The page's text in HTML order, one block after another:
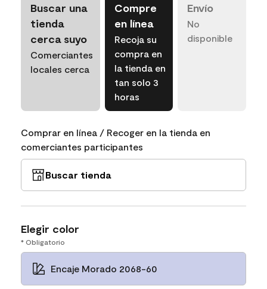
Buscar una
tienda
cerca suyo
Comerciantes
locales cerca
Compre
en línea
Recoja su
compra en
la tienda en
tan solo 3
horas
Envío
No
disponible
Comprar en línea / Recoger en la tienda en
comerciantes participantes
Buscar tienda
Elegir color
* Obligatorio
Encaje Morado 2068-60